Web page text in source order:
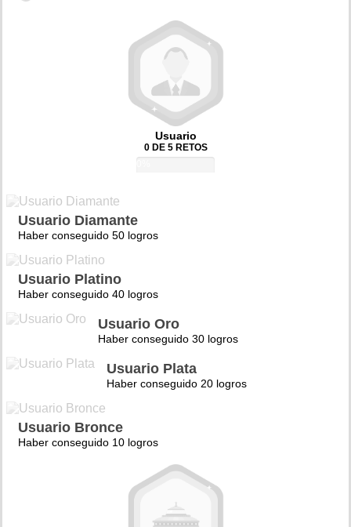
Usuario
0 DE 5 RETOS
Usuario Diamante
Haber conseguido 50 logros
Usuario Platino
Haber conseguido 40 logros
Usuario Oro
Haber conseguido 30 logros
Usuario Plata
Haber conseguido 20 logros
Usuario Bronce
Haber conseguido 10 logros